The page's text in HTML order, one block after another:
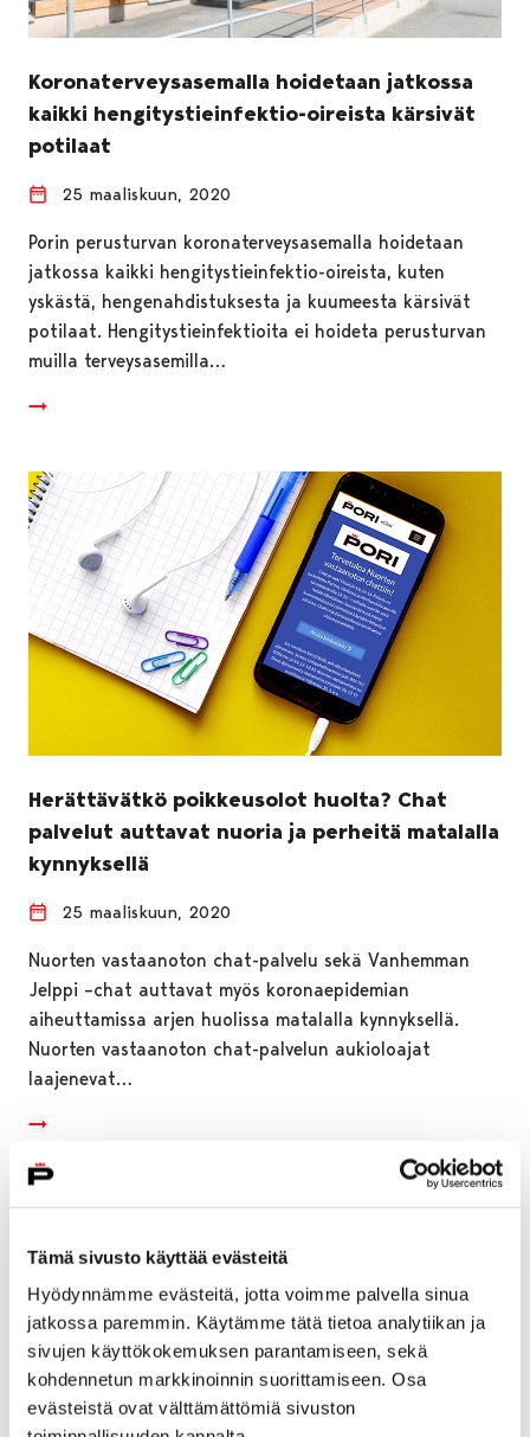
Tämä sivusto käyttää evästeitä
Hyödynnämme evästeitä, jotta voimme palvella sinua
jatkossa paremmin. Käytämme tätä tietoa analytiikan ja
sivujen käyttökokemuksen parantamiseen, sekä
kohdennetun markkinoinnin suorittamiseen. Osa
evästeistä ovat välttämättömiä sivuston
Koronaterveysasemalla hoidetaan jatkossa
kaikki hengitystieinfektio-oireista kärsivät
potilaat
25 maaliskuun, 2020
Porin perusturvan koronaterveysasemalla hoidetaan
jatkossa kaikki hengitystieinfektio-oireista, kuten
yskästä, hengenahdistuksesta ja kuumeesta kärsivät
potilaat. Hengitystieinfektioita ei hoideta perusturvan
muilla terveysasemilla…
Herättävätkö poikkeusolot huolta? Chat
palvelut auttavat nuoria ja perheitä matalalla
kynnyksellä
25 maaliskuun, 2020
Nuorten vastaanoton chat-palvelu sekä Vanhemman
Jelppi –chat auttavat myös koronaepidemian
aiheuttamissa arjen huolissa matalalla kynnyksellä.
Nuorten vastaanoton chat-palvelun aukioloajat
laajenevat…